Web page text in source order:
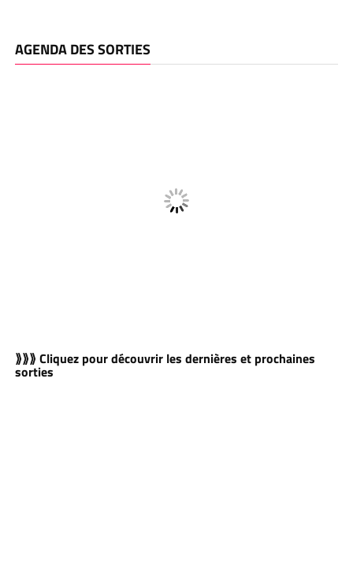
AGENDA DES SORTIES
⟫⟫⟫ Cliquez pour découvrir les dernières et prochaines
sorties